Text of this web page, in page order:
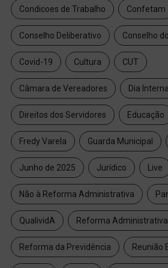
Condicoes de Trabalho Confetam
Conselho Deliberativo Conselho
Covid-19 Cultura CUT
Câmara de Vereadores Dia
Direitos dos Servidores Educação
Fredy Varela Guarda Municipal
Junho de 2025 Jurídico Live
Não à Reforma Administrativa
QualividA Reforma Administrativa
Reforma da Previdência Reunião